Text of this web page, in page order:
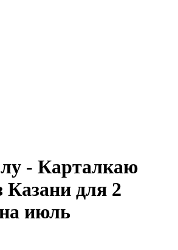
- Карталкаю
для 2
июль